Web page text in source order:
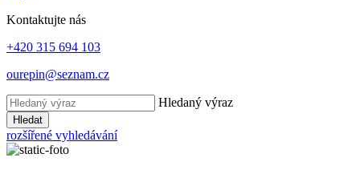
Kontaktujte nás
+420 315 694 103
ourepin@seznam.cz
Hledaný výraz
Hledat
rozšířené vyhledávání